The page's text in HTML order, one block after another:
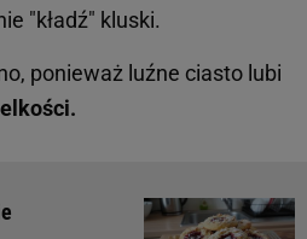
"kładź" kluski.
ponieważ luźne ciasto lubi